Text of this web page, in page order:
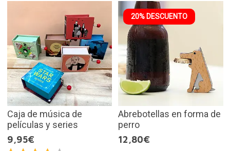
Caja de música de
películas y series
9,95€
20% DESCUENTO
Abrebotellas en forma de
perro
12,80€